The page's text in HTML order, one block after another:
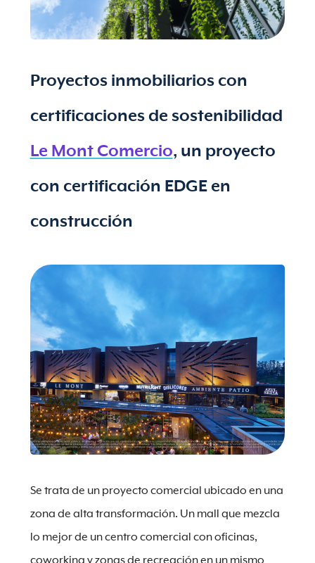
Proyectos inmobiliarios con
certificaciones de sostenibilidad
Le Mont Comercio, un proyecto
con certificación EDGE en
construcción
Se trata de un proyecto comercial ubicado en una
zona de alta transformación. Un mall que mezcla
lo mejor de un centro comercial con oficinas,
coworking y zonas de recreación en un mismo